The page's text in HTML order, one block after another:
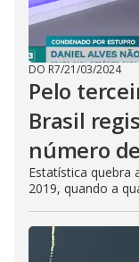
DO R7/21/03/2024
Pelo
Brasil
número
Estatística quebra
2019, quando a